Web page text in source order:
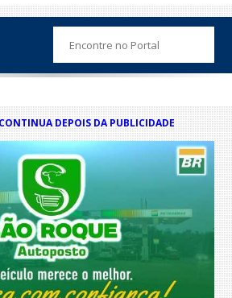
DEPOIS DA PUBLICIDADE